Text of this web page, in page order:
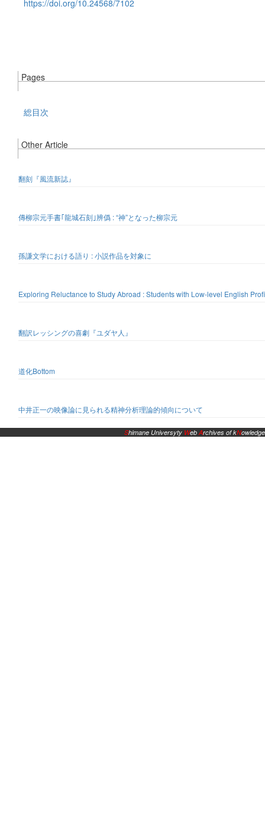
https://doi.org/10.24568/7102
Pages
総目次
Other Article
翻刻『風流新誌』
傳柳宗元手書｢龍城石刻｣辨僞 : “神”となった柳宗元
孫謙文学における語り : 小説作品を対象に
Exploring Reluctance to Study Abroad : Students with Low-level English
翻訳レッシングの喜劇『ユダヤ人』
道化Bottom
中井正一の映像論に見られる精神分析理論的傾向について
Shimane Universyty WebArchives of kNowledge